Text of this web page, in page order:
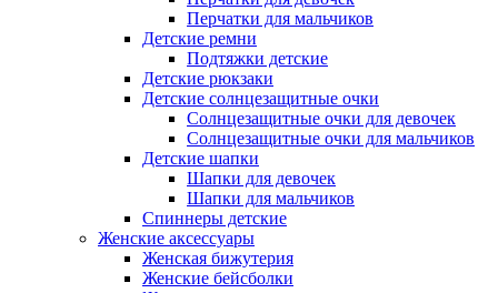
Перчатки для мальчиков
Детские ремни
Подтяжки детские
Детские рюкзаки
Детские солнцезащитные очки
Солнцезащитные очки для девочек
Солнцезащитные очки для мальчиков
Детские шапки
Шапки для девочек
Шапки для мальчиков
Спиннеры детские
Женские аксессуары
Женская бижутерия
Женские бейсболки